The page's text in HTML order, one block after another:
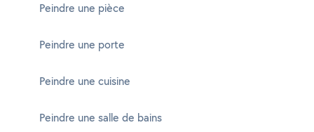
Peindre une pièce
Peindre une porte
Peindre une cuisine
Peindre une salle de bains